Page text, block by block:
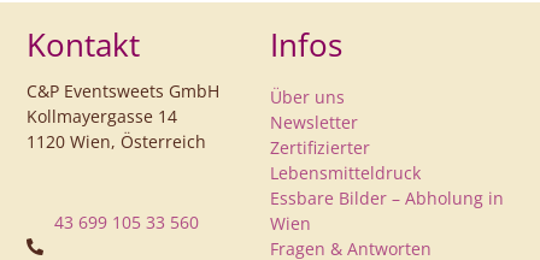
Kontakt
C&P Eventsweets GmbH
Kollmayergasse 14
1120 Wien, Österreich
43 699 105 33 560
Infos
Über uns
Newsletter
Zertifizierter
Lebensmitteldruck
Essbare Bilder – Abholung in
Wien
Fragen & Antworten